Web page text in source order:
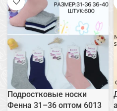
Подростковые носки
Фенна 31–36 оптом 6013